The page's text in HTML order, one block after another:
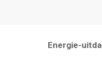
Energie-